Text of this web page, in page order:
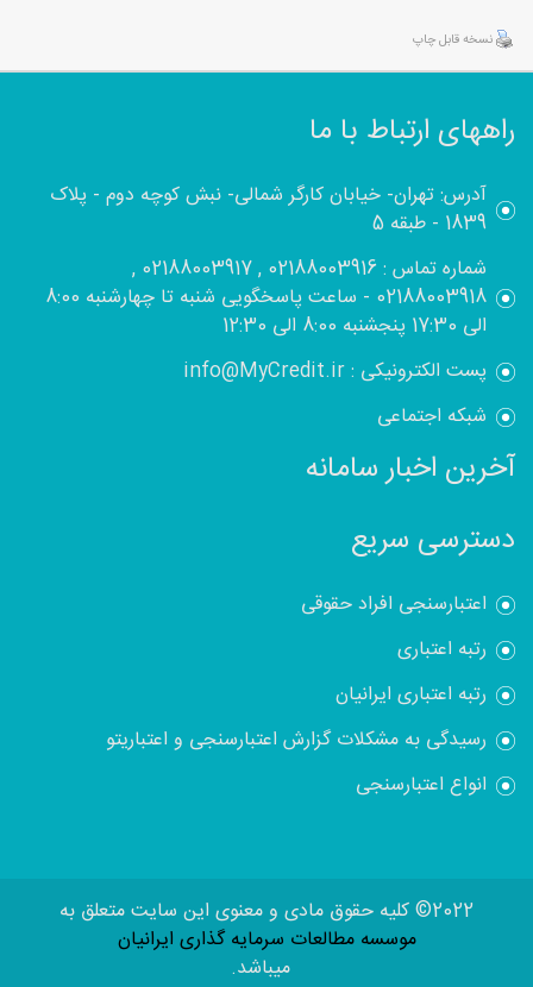
نسخه قابل چاپ
راههای ارتباط با ما
آدرس: تهران- خیابان کارگر شمالی- نبش کوچه دوم - پلاک
1839 - طبقه 5
شماره تماس : 02188003916 , 02188003917 ,
02188003918 - ساعت پاسخگویی شنبه تا چهارشنبه 8:00
الی 17:30 پنجشنبه 8:00 الی 12:30
پست الکترونیکی : info@MyCredit.ir
شبکه اجتماعی
آخرین اخبار سامانه
دسترسی سریع
اعتبارسنجی افراد حقوقی
رتبه اعتباری
رتبه اعتباری ایرانیان
رسیدگی به مشکلات گزارش اعتبارسنجی و اعتباریتو
انواع اعتبارسنجی
2022© کلیه حقوق مادی و معنوی این سایت متعلق به
موسسه مطالعات سرمایه گذاری ایرانیان
میباشد.